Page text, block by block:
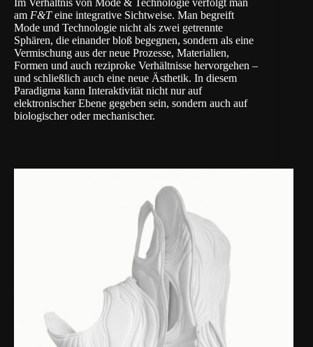
am F&Teine integrative Sichtweise. Man begreift
Mode und Technologie nicht als zwei getrennte
Sphären, die einander bloß begegnen, sondern als eine
Vermischung aus der neue Prozesse, Materialien,
Formen und auch reziproke Verhältnisse hervorgehen –
und schließlich auch eine neue Ästhetik. In diesem
Paradigma kann Interaktivität nicht nur auf
elektronischer Ebene gegeben sein, sondern auch auf
biologischer oder mechanischer.